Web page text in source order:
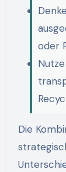
oder
Die